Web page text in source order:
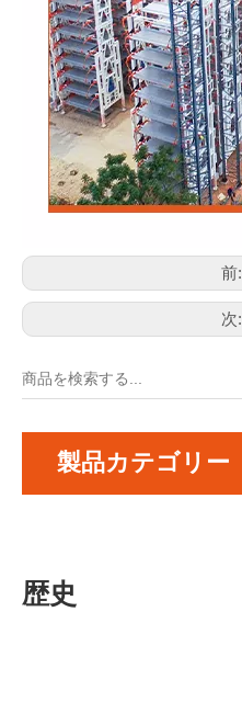
前:
次:
製品カテゴリー
歴史